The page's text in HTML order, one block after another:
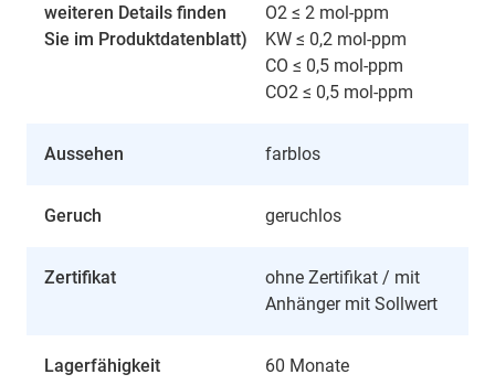
weiteren Details finden
Sie im Produktdatenblatt)
O2 ≤ 2 mol-ppm
KW ≤ 0,2 mol-ppm
CO ≤ 0,5 mol-ppm
CO2 ≤ 0,5 mol-ppm
Aussehen farblos
Geruch geruchlos
Zertifikat
ohne Zertifikat / mit
Anhänger mit Sollwert
Lagerfähigkeit 60 Monate